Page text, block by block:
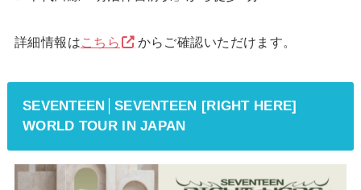
詳細情報はこちら からご確認いただけます。
SEVENTEEN│SEVENTEEN [RIGHT HERE]
WORLD TOUR IN JAPAN